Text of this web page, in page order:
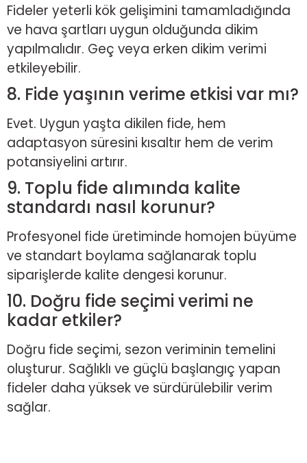
Fideler yeterli kök gelişimini tamamladığında
ve hava şartları uygun olduğunda dikim
yapılmalıdır. Geç veya erken dikim verimi
etkileyebilir.
8. Fide yaşının verime etkisi var mı?
Evet. Uygun yaşta dikilen fide, hem
adaptasyon süresini kısaltır hem de verim
potansiyelini artırır.
9. Toplu fide alımında kalite
standardı nasıl korunur?
Profesyonel fide üretiminde homojen büyüme
ve standart boylama sağlanarak toplu
siparişlerde kalite dengesi korunur.
10. Doğru fide seçimi verimi ne
kadar etkiler?
Doğru fide seçimi, sezon veriminin temelini
oluşturur. Sağlıklı ve güçlü başlangıç yapan
fideler daha yüksek ve sürdürülebilir verim
sağlar.